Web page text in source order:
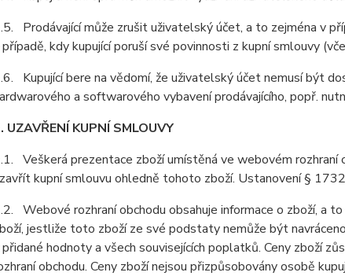
Prodávající může zrušit uživatelský účet, a to zejména v
kdy kupující poruší své povinnosti z kupní smlouvy
Kupující bere na vědomí, že uživatelský účet nemusí být
a softwarového vybavení prodávajícího, popř.
UZAVŘENÍ KUPNÍ SMLOUVY
Veškerá prezentace zboží umístěná ve webovém rozhraní
kupní smlouvu ohledně tohoto zboží. Ustanovení §
Webové rozhraní obchodu obsahuje informace o zboží, a
jestliže toto zboží ze své podstaty nemůže být
přidané hodnoty a všech souvisejících poplatků. Ceny zboží
obchodu. Ceny zboží nejsou přizpůsobovány osobě